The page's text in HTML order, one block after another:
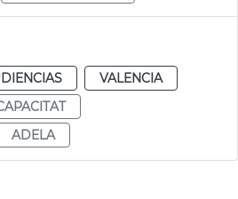
VALENCIA
ADELA